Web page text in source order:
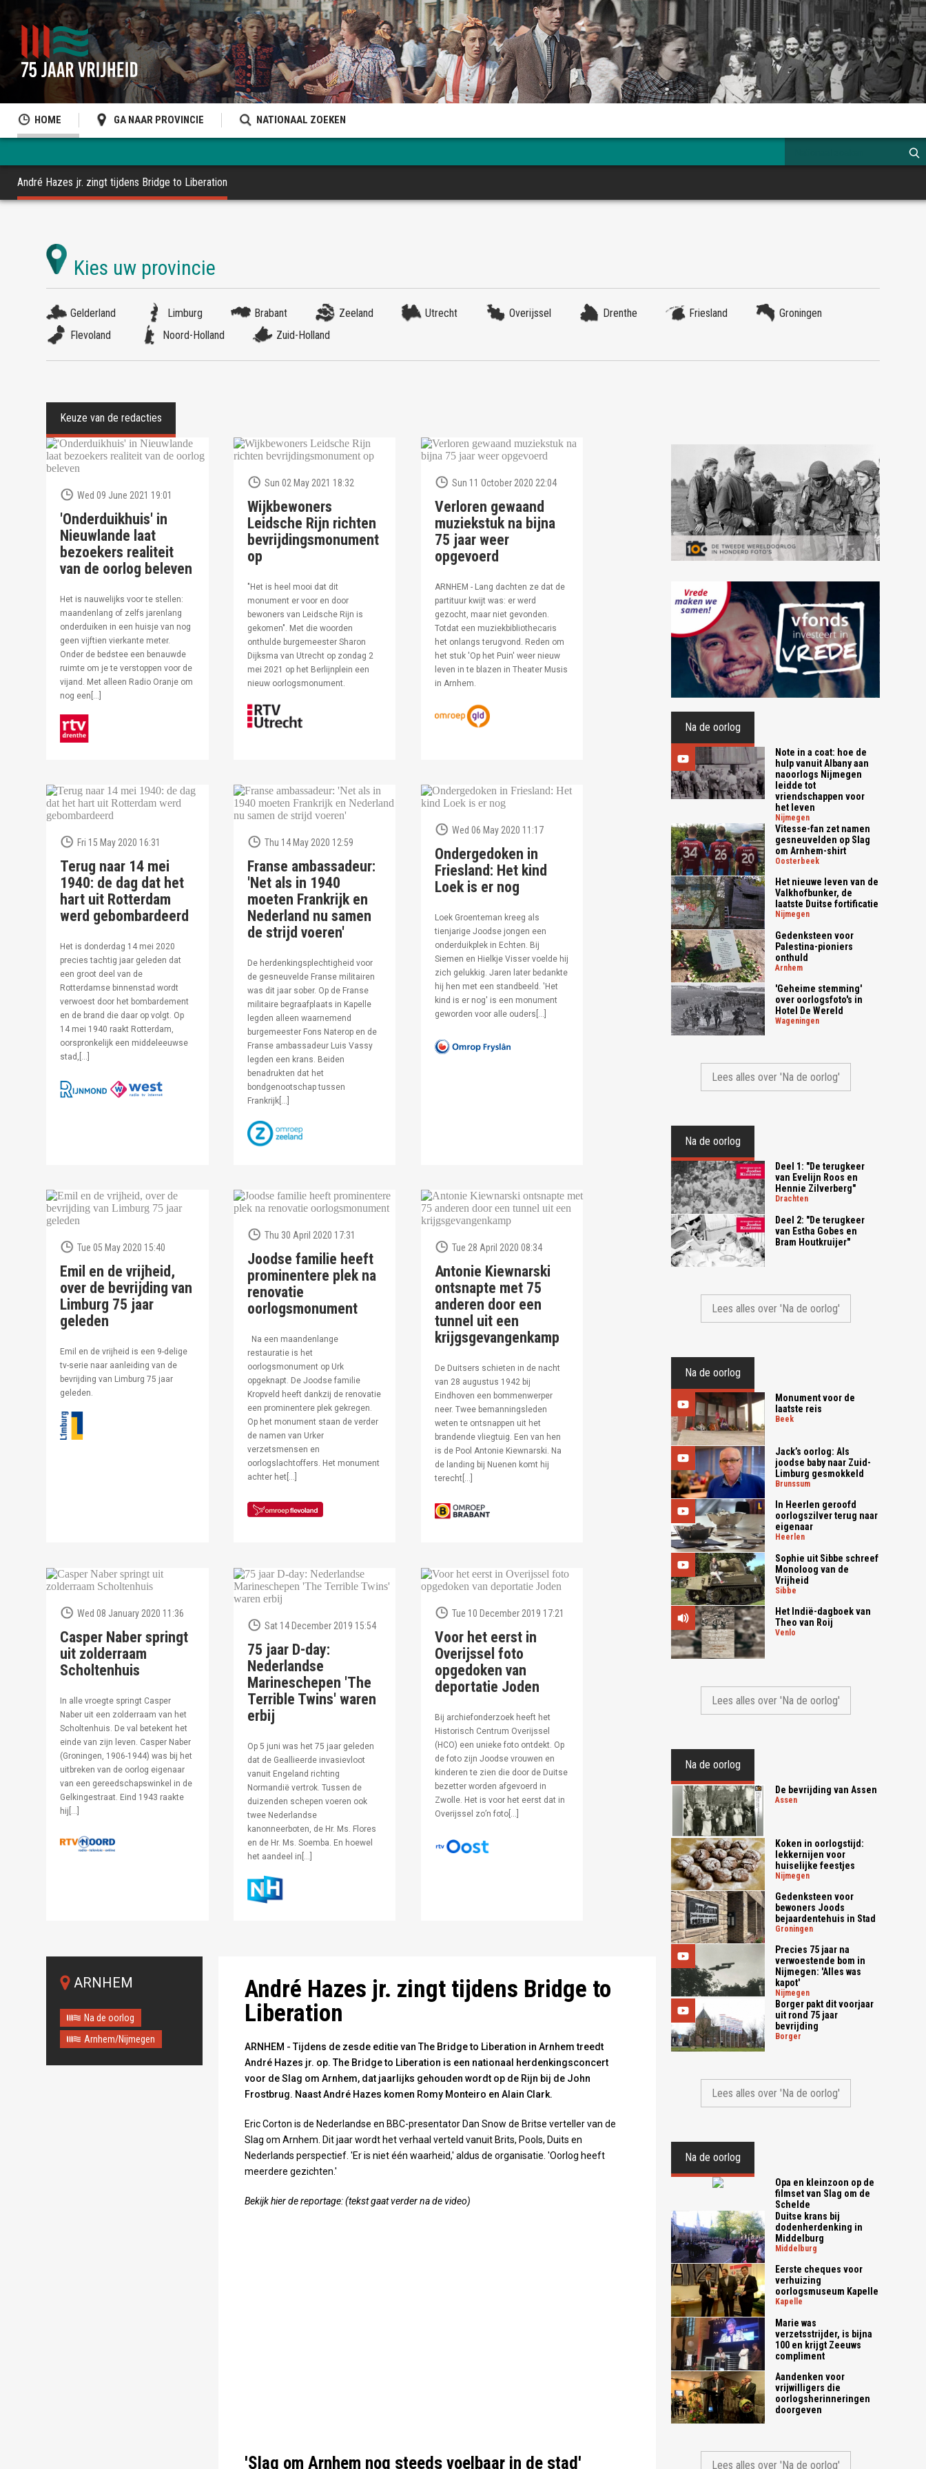
HOME GA NAAR PROVINCIE NATIONAAL ZOEKEN
André Hazes jr. zingt tijdens Bridge to Liberation
Gelderland Limburg Brabant Zeeland Utrecht Overijssel Drenthe Friesland
Groningen
Flevoland
Noord-Holland Zuid-Holland
Wed 09 June 2021 19:01
'Onderduikhuis' in
Nieuwlande laat
bezoekers realiteit
van de oorlog beleven
Het is nauwelijks voor te stellen:
maandenlang of zelfs jarenlang
onderduiken in een huisje van nog
geen vijftien vierkante meter.
Onder de bedstee een benauwde
ruimte om je te verstoppen voor de
vijand. Met alleen Radio Oranje om
nog een[…]
Sun 02 May 2021 18:32
Wijkbewoners
Leidsche Rijn richten
bevrijdingsmonument
op
"Het is heel mooi dat dit
monument er voor en door
bewoners van Leidsche Rijn is
gekomen". Met die woorden
onthulde burgemeester Sharon
Dijksma van Utrecht op zondag 2
mei 2021 op het Berlijnplein een
nieuw oorlogsmonument.
Sun 11 October 2020 22:04
Verloren gewaand
muziekstuk na bijna
75 jaar weer
opgevoerd
ARNHEM - Lang dachten ze dat de
partituur kwijt was: er werd
gezocht, maar niet gevonden.
Totdat een muziekbibliothecaris
het onlangs terugvond. Reden om
het stuk 'Op het Puin' weer nieuw
leven in te blazen in Theater Musis
in Arnhem.
Fri 15 May 2020 16:31
Terug naar 14 mei
1940: de dag dat het
hart uit Rotterdam
werd gebombardeerd
Het is donderdag 14 mei 2020
precies tachtig jaar geleden dat
een groot deel van de
Rotterdamse binnenstad wordt
verwoest door het bombardement
en de brand die daar op volgt. Op
14 mei 1940 raakt Rotterdam,
oorspronkelijk een middeleeuwse
stad,[…]
Thu 14 May 2020 12:59
Franse ambassadeur:
'Net als in 1940
moeten Frankrijk en
Nederland nu samen
de strijd voeren'
De herdenkingsplechtigheid voor
de gesneuvelde Franse militairen
was dit jaar sober. Op de Franse
militaire begraafplaats in Kapelle
legden alleen waarnemend
burgemeester Fons Naterop en de
Franse ambassadeur Luis Vassy
legden een krans. Beiden
benadrukten dat het
bondgenootschap tussen
Frankrijk[…]
Wed 06 May 2020 11:17
Ondergedoken in
Friesland: Het kind
Loek is er nog
Loek Groenteman kreeg als
tienjarige Joodse jongen een
onderduikplek in Echten. Bij
Siemen en Hielkje Visser voelde hij
zich gelukkig. Jaren later bedankte
hij hen met een standbeeld. 'Het
kind is er nog' is een monument
geworden voor alle ouders[…]
Tue 05 May 2020 15:40
Emil en de vrijheid,
over de bevrijding van
Limburg 75 jaar
geleden
Emil en de vrijheid is een 9-delige
tv-serie naar aanleiding van de
bevrijding van Limburg 75 jaar
geleden.
Thu 30 April 2020 17:31
Joodse familie heeft
prominentere plek na
renovatie
oorlogsmonument
Na een maandenlange
restauratie is het
oorlogsmonument op Urk
opgeknapt. De Joodse familie
Kropveld heeft dankzij de renovatie
een prominentere plek gekregen.
Op het monument staan de verder
de namen van Urker
verzetsmensen en
oorlogslachtoffers. Het monument
achter het[…]
Tue 28 April 2020 08:34
Antonie Kiewnarski
ontsnapte met 75
anderen door een
tunnel uit een
krijgsgevangenkamp
De Duitsers schieten in de nacht
van 28 augustus 1942 bij
Eindhoven een bommenwerper
neer. Twee bemanningsleden
weten te ontsnappen uit het
brandende vliegtuig. Een van hen
is de Pool Antonie Kiewnarski. Na
de landing bij Nuenen komt hij
terecht[…]
Wed 08 January 2020 11:36
Casper Naber springt
uit zolderraam
Scholtenhuis
In alle vroegte springt Casper
Naber uit een zolderraam van het
Scholtenhuis. De val betekent het
einde van zijn leven. Casper Naber
(Groningen, 1906-1944) was bij het
uitbreken van de oorlog eigenaar
van een gereedschapswinkel in de
Gelkingestraat. Eind 1943 raakte
hij[…]
Sat 14 December 2019 15:54
75 jaar D-day:
Nederlandse
Marineschepen 'The
Terrible Twins' waren
erbij
Op 5 juni was het 75 jaar geleden
dat de Geallieerde invasievloot
vanuit Engeland richting
Normandië vertrok. Tussen de
duizenden schepen voeren ook
twee Nederlandse
kanonneerboten, de Hr. Ms. Flores
en de Hr. Ms. Soemba. En hoewel
het aandeel in[…]
Tue 10 December 2019 17:21
Voor het eerst in
Overijssel foto
opgedoken van
deportatie Joden
Bij archiefonderzoek heeft het
Historisch Centrum Overijssel
(HCO) een unieke foto ontdekt. Op
de foto zijn Joodse vrouwen en
kinderen te zien die door de Duitse
bezetter worden afgevoerd in
Zwolle. Het is voor het eerst dat in
Overijssel zo’n foto[…]
ARNHEM
Na de oorlog
Arnhem/Nijmegen
André Hazes jr. zingt tijdens Bridge to
Liberation
ARNHEM - Tijdens de zesde editie van The Bridge to Liberation in Arnhem treedt
André Hazes jr. op. The Bridge to Liberation is een nationaal herdenkingsconcert
voor de Slag om Arnhem, dat jaarlijks gehouden wordt op de Rijn bij de John
Frostbrug. Naast André Hazes komen Romy Monteiro en Alain Clark.
Eric Corton is de Nederlandse en BBC-presentator Dan Snow de Britse verteller van de
Slag om Arnhem. Dit jaar wordt het verhaal verteld vanuit Brits, Pools, Duits en
Nederlands perspectief. 'Er is niet één waarheid,' aldus de organisatie. 'Oorlog heeft
meerdere gezichten.'
Bekijk hier de reportage: (tekst gaat verder na de video)
'Slag om Arnhem nog steeds voelbaar in de stad'
Na de oorlog
Note in a coat: hoe de
hulp vanuit Albany aan
naoorlogs Nijmegen
leidde tot
vriendschappen voor
het leven
nijmegen
Vitesse-fan zet namen
gesneuvelden op Slag
om Arnhem-shirt
oosterbeek
Het nieuwe leven van de
Valkhofbunker, de
laatste Duitse fortificatie
nijmegen
Gedenksteen voor
Palestina-pioniers
onthuld
arnhem
'Geheime stemming'
over oorlogsfoto's in
Hotel De Wereld
wageningen
Lees alles over 'Na de oorlog'
Na de oorlog
Deel 1: "De terugkeer
van Evelijn Roos en
Hennie Zilverberg"
drachten
Deel 2: "De terugkeer
van Estha Gobes en
Bram Houtkruijer"
Lees alles over 'Na de oorlog'
Na de oorlog
Monument voor de
laatste reis
beek
Jack’s oorlog: Als
joodse baby naar Zuid-
Limburg gesmokkeld
brunssum
In Heerlen geroofd
oorlogszilver terug naar
eigenaar
heerlen
Sophie uit Sibbe schreef
Monoloog van de
Vrijheid
sibbe
Het Indië-dagboek van
Theo van Roij
venlo
Lees alles over 'Na de oorlog'
Na de oorlog
De bevrijding van Assen
assen
Koken in oorlogstijd:
lekkernijen voor
huiselijke feestjes
nijmegen
Gedenksteen voor
bewoners Joods
bejaardentehuis in Stad
groningen
Precies 75 jaar na
verwoestende bom in
Nijmegen: 'Alles was
kapot'
nijmegen
Borger pakt dit voorjaar
uit rond 75 jaar
bevrijding
borger
Lees alles over 'Na de oorlog'
Na de oorlog
Opa en kleinzoon op de
filmset van Slag om de
Schelde
Duitse krans bij
dodenherdenking in
Middelburg
middelburg
Eerste cheques voor
verhuizing
oorlogsmuseum Kapelle
kapelle
Marie was
verzetsstrijder, is bijna
100 en krijgt Zeeuws
compliment
Aandenken voor
vrijwilligers die
oorlogsherinneringen
doorgeven
Lees alles over 'Na de oorlog'